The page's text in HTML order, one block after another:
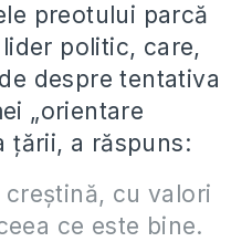
preotului parcă
politic, care,
despre tentativa
„orientare
ţării, a răspuns:
cu valori
ce este bine.